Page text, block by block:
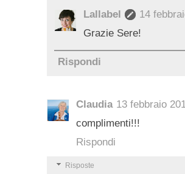
Lallabel
14
Grazie Sere!
Rispondi
Claudia 13 febbraio
complimenti!!!
Rispondi
Risposte